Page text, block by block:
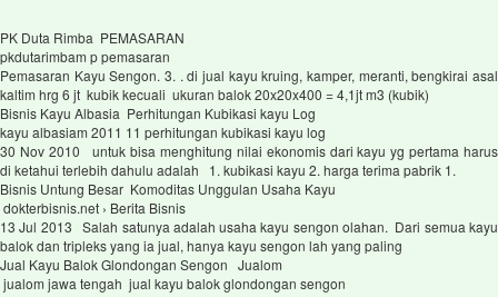
PK Duta Rimba PEMASARAN
pkdutarimbam p pemasaran
Pemasaran Kayu Sengon. 3. . di jual kayu kruing, kamper, meranti, bengkirai asal
kaltim hrg 6 jt kubik kecuali ukuran balok 20x20x400 = 4,1jt m3 (kubik)
Bisnis Kayu Albasia Perhitungan Kubikasi kayu Log
kayu albasiam 2011 11 perhitungan kubikasi kayu log
30 Nov 2010 untuk bisa menghitung nilai ekonomis dari kayu yg pertama harus
di ketahui terlebih dahulu adalah 1. kubikasi kayu 2. harga terima pabrik 1.
Bisnis Untung Besar Komoditas Unggulan Usaha Kayu
dokterbisnis.net › Berita Bisnis
13 Jul 2013 Salah satunya adalah usaha kayu sengon olahan. Dari semua kayu
balok dan tripleks yang ia jual, hanya kayu sengon lah yang paling
Jual Kayu Balok Glondongan Sengon Jualom
jualom jawa tengah jual kayu balok glondongan sengon